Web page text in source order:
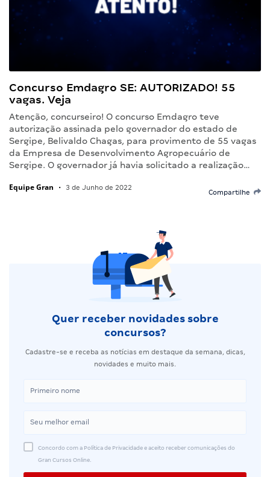
Concurso Emdagro SE: AUTORIZADO! 55
vagas. Veja
Atenção, concurseiro! O concurso Emdagro teve
autorização assinada pelo governador do estado de
Sergipe, Belivaldo Chagas, para provimento de 55 vagas
da Empresa de Desenvolvimento Agropecuário de
Sergipe. O governador já havia solicitado a realização…
Equipe Gran • 3 de Junho de 2022
Compartilhe
Quer receber novidades sobre
concursos?
Cadastre-se e receba as notícias em destaque da semana, dicas,
novidades e muito mais.
Concordo com a Política de Privacidade e aceito receber comunicações do
Gran Cursos Online.